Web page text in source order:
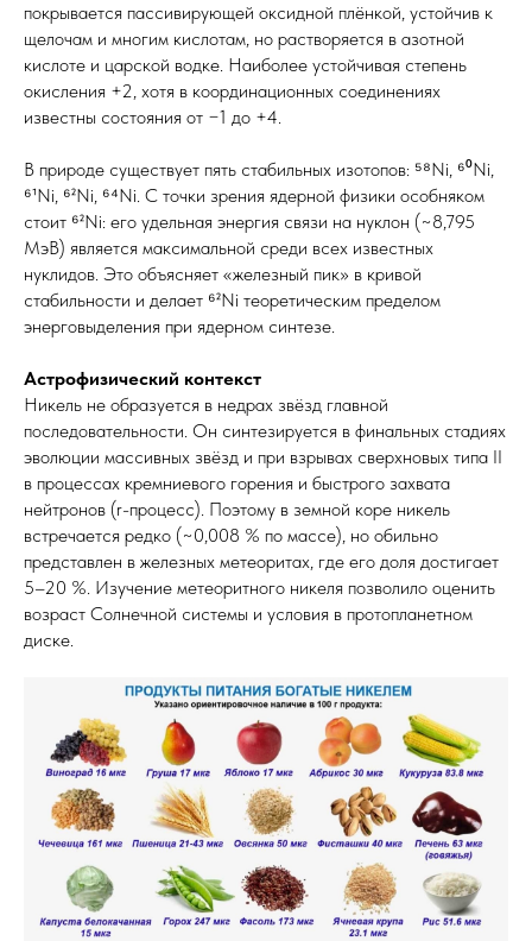
покрывается пассивирующей оксидной плёнкой, устойчив к
щелочам и многим кислотам, но растворяется в азотной
кислоте и царской водке. Наиболее устойчивая степень
окисления +2, хотя в координационных соединениях
известны состояния от −1 до +4.
В природе существует пять стабильных изотопов: ⁵⁸Ni, ⁶⁰Ni,
⁶¹Ni, ⁶²Ni, ⁶⁴Ni. С точки зрения ядерной физики особняком
стоит ⁶²Ni: его удельная энергия связи на нуклон (~8,795
МэВ) является максимальной среди всех известных
нуклидов. Это объясняет «железный пик» в кривой
стабильности и делает ⁶²Ni теоретическим пределом
энерговыделения при ядерном синтезе.
Астрофизический контекст
Никель не образуется в недрах звёзд главной
последовательности. Он синтезируется в финальных стадиях
эволюции массивных звёзд и при взрывах сверхновых типа II
в процессах кремниевого горения и быстрого захвата
нейтронов (r-процесс). Поэтому в земной коре никель
встречается редко (~0,008 % по массе), но обильно
представлен в железных метеоритах, где его доля достигает
5–20 %. Изучение метеоритного никеля позволило оценить
возраст Солнечной системы и условия в протопланетном
диске.